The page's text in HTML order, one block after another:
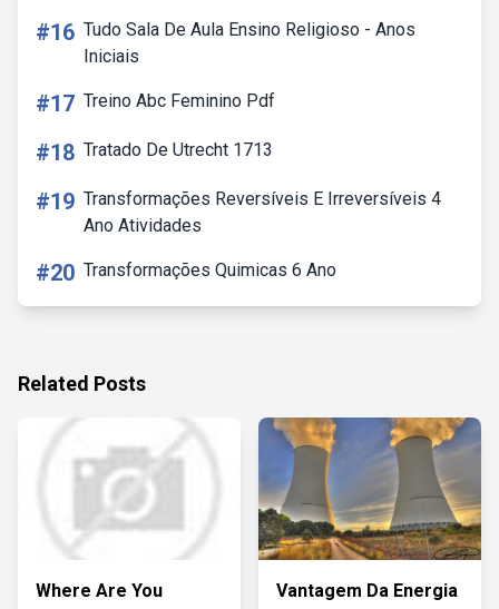
#16 Tudo Sala De Aula Ensino Religioso - Anos
Iniciais
#17 Treino Abc Feminino Pdf
#18 Tratado De Utrecht 1713
#19 Transformações Reversíveis E Irreversíveis 4
Ano Atividades
#20 Transformações Quimicas 6 Ano
Related Posts
Where Are You
Vantagem Da Energia